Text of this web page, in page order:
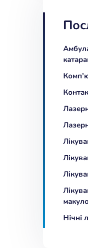
Нічні